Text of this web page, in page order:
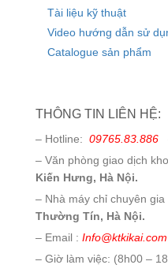
Tài liệu kỹ thuật
Video hướng dẫn sử
Catalogue sản phẩm
THÔNG TIN LIÊN HỆ:
– Hotline: 09765.83.886
– Văn phòng giao dịch
Kiến Hưng, Hà Nội.
– Nhà máy chỉ chuyên gia
Thường Tín, Hà Nội.
– Email : Info@ktkikai.com
– Giờ làm việc: (8h00 –